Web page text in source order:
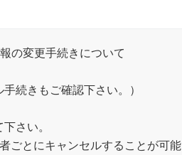
の変更手続きについて
続きもご確認下さい。）
さい。
ごとにキャンセルすることが可能